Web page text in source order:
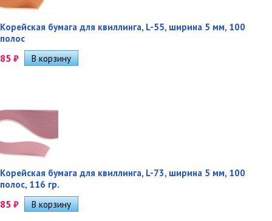
Корейская бумага для квиллинга, L-55, ширина 5 мм, 100
полос
85 ₽
Корейская бумага для квиллинга, L-73, ширина 5 мм, 100
полос, 116 гр.
85 ₽